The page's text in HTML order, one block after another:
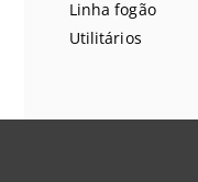
Linha fogão
Utilitários